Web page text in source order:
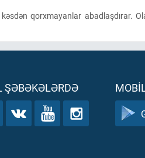
qorxmayanlar abadlaşdırar.
ŞƏBƏKƏLƏRDƏ